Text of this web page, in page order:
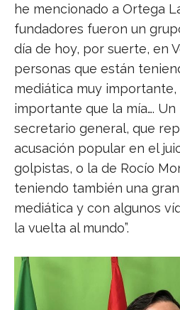
he mencionado a Ortega
fundadores fueron un
día de hoy, por suerte, en
personas que están
mediática muy importante,
importante que la mía….
secretario general, que
acusación popular en el
golpistas, o la de Rocío
teniendo también una
mediática y con algunos
la vuelta al mundo”.